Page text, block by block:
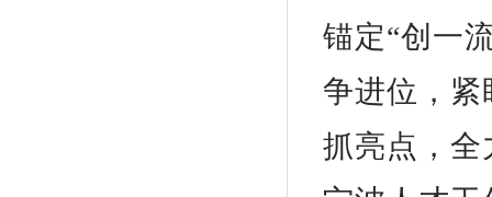
锚定“创一
争进位，紧
抓亮点，全